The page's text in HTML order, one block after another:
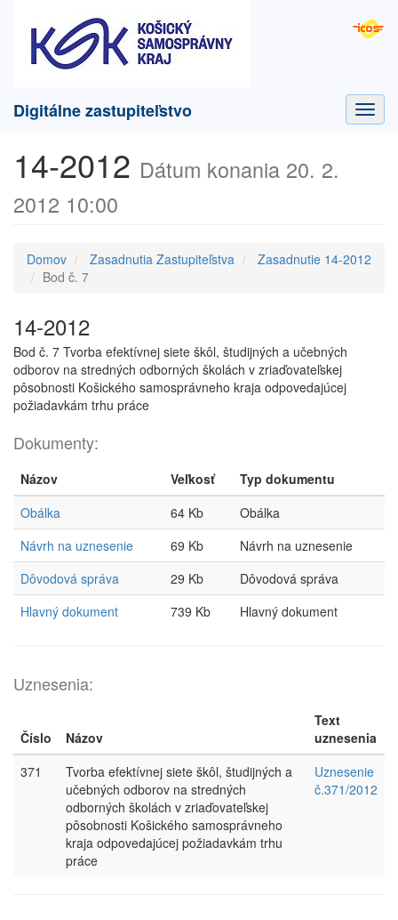
Digitálne zastupiteľstvo
14-2012 Dátum konania 20. 2.
2012 10:00
Domov Zasadnutia Zastupiteľstva
Zasadnutie 14-2012
Bod č. 7
14-2012
Bod č. 7 Tvorba efektívnej siete škôl, študijných a učebných
odborov na stredných odborných školách v zriaďovateľskej
pôsobnosti Košického samosprávneho kraja odpovedajúcej
požiadavkám trhu práce
Dokumenty:
Názov Veľkosť
Typ dokumentu
Obálka
64 Kb
Obálka
Návrh na uznesenie
69 Kb
Návrh na uznesenie
Dôvodová správa
29 Kb
Dôvodová správa
Hlavný dokument
739 Kb Hlavný dokument
Uznesenia:
Číslo Názov
Text
uznesenia
371
Tvorba efektívnej siete škôl, študijných a
učebných odborov na stredných
odborných školách v zriaďovateľskej
pôsobnosti Košického samosprávneho
kraja odpovedajúcej požiadavkám trhu
práce
Uznesenie
č.371/2012